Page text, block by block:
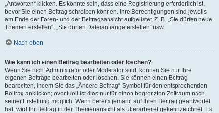
„Antworten“ klicken. Es könnte sein, dass eine Registrierung erforderlich ist,
bevor Sie einen Beitrag schreiben können. Ihre Berechtigungen sind jeweils
am Ende der Foren- und der Beitragsansicht aufgelistet. Z. B. „Sie dürfen neue
Themen erstellen“, „Sie dürfen Dateianhänge erstellen“ usw.
Nach oben
Wie kann ich einen Beitrag bearbeiten oder löschen?
Wenn Sie nicht Administrator oder Moderator sind, können Sie nur Ihre
eigenen Beiträge bearbeiten oder löschen. Sie können einen Beitrag
bearbeiten, indem Sie das „Ändere Beitrag“-Symbol für den entsprechenden
Beitrag anklicken; eventuell ist dies nur für einen begrenzten Zeitraum nach
seiner Erstellung möglich. Wenn bereits jemand auf Ihren Beitrag geantwortet
hat, wird Ihr Beitrag in der Themenansicht als überarbeitet gekennzeichnet. Es